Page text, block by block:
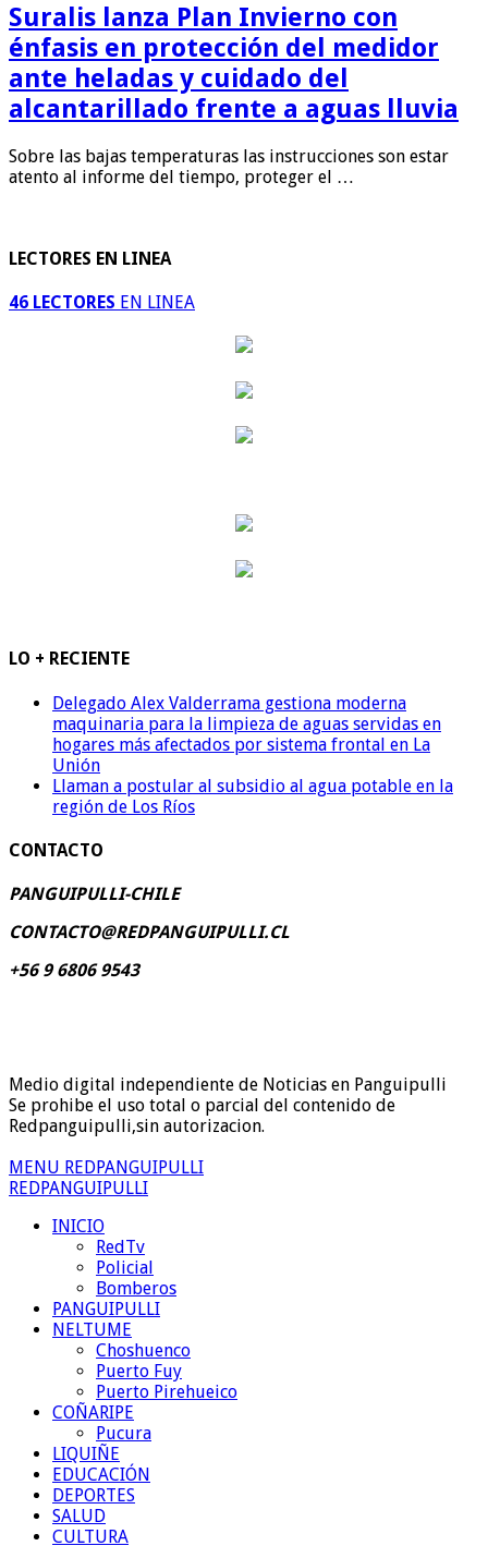
Suralis lanza Plan Invierno con
énfasis en protección del medidor
ante heladas y cuidado del
alcantarillado frente a aguas lluvia
Sobre las bajas temperaturas las instrucciones son estar
atento al informe del tiempo, proteger el …
LECTORES EN LINEA
46 LECTORES EN LINEA
LO + RECIENTE
Delegado Alex Valderrama gestiona moderna
maquinaria para la limpieza de aguas servidas en
hogares más afectados por sistema frontal en La
Unión
Llaman a postular al subsidio al agua potable en la
región de Los Ríos
CONTACTO
PANGUIPULLI-CHILE
CONTACTO@REDPANGUIPULLI.CL
+56 9 6806 9543
Medio digital independiente de Noticias en Panguipulli
Se prohibe el uso total o parcial del contenido de
Redpanguipulli,sin autorizacion.
MENU REDPANGUIPULLI
REDPANGUIPULLI
INICIO
RedTv
Policial
Bomberos
PANGUIPULLI
NELTUME
Choshuenco
Puerto Fuy
Puerto Pirehueico
COÑARIPE
Pucura
LIQUIÑE
EDUCACIÓN
DEPORTES
SALUD
CULTURA